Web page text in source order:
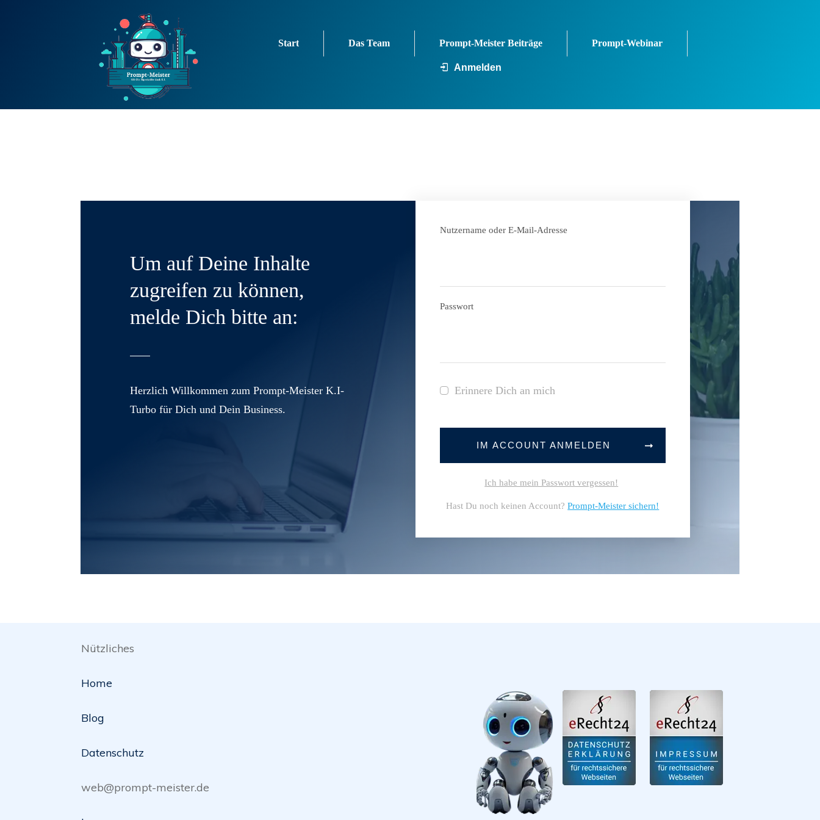
Start Das Team Prompt-Meister Beiträge Prompt-Webinar
Anmelden
Um auf Deine Inhalte
zugreifen zu können,
melde Dich bitte an:
Herzlich Willkommen zum Prompt-Meister K.I-
Turbo für Dich und Dein Business.
Nutzername oder E-Mail-Adresse
Passwort
Erinnere Dich an mich
IM ACCOUNT ANMELDEN
Ich habe mein Passwort vergessen!
Hast Du noch keinen Account?Prompt-Meister sichern!
Nützliches
Home
Blog
Datenschutz
web@prompt-meister.de